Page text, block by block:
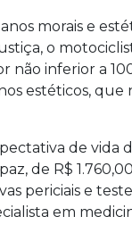
morais e
o
não inferior a
estéticos, que
de vida
de R$
periciais e
em